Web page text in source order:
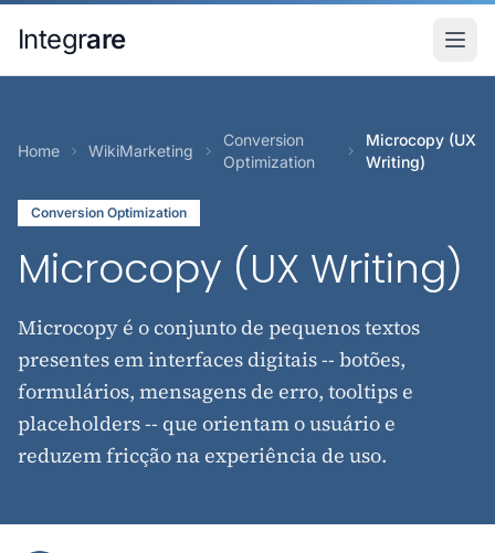
Integrare
Home WikiMarketing
Conversion
Optimization
Microcopy (UX
Writing)
Conversion Optimization
Microcopy (UX Writing)
Microcopy é o conjunto de pequenos textos
presentes em interfaces digitais -- botões,
formulários, mensagens de erro, tooltips e
placeholders -- que orientam o usuário e
reduzem fricção na experiência de uso.